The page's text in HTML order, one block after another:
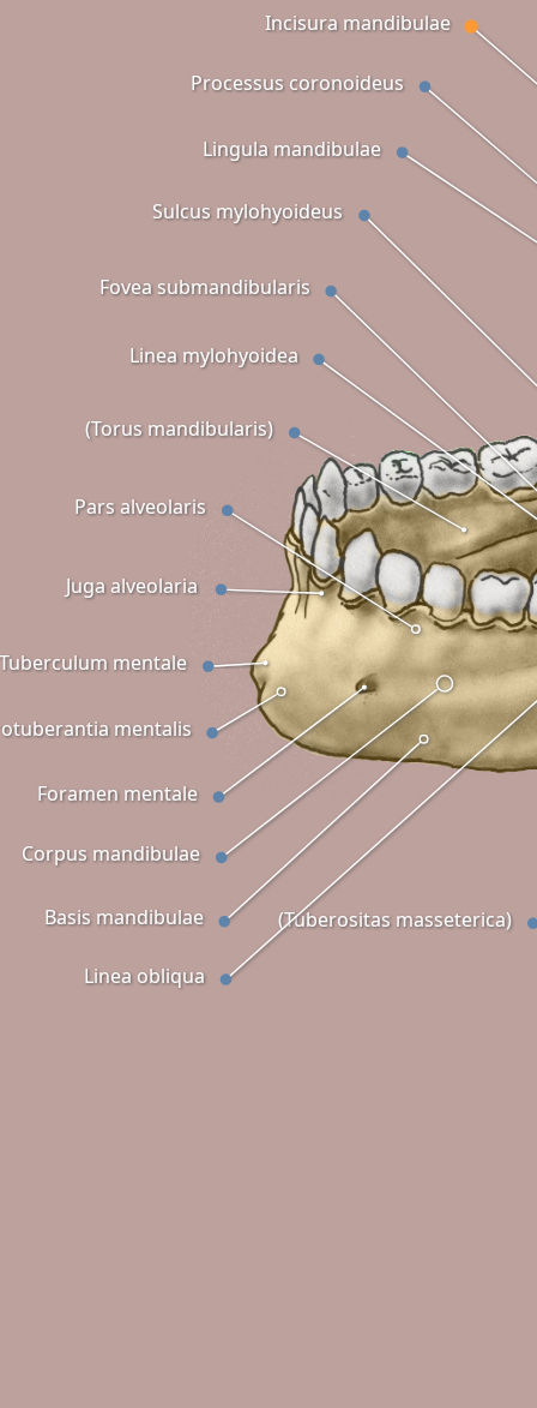
Juga alveolaria
Processus coronoideus
Sulcus mylohyoideus
(Tuberositas masseterica)
Fovea submandibularis
Pars alveolaris
Linea mylohyoidea
Linea obliqua
Foramen mentale
Tuberculum mentale
mentalis
Incisura mandibulae
Lingula mandibulae
(Torus mandibularis)
Basis mandibulae
Corpus mandibulae